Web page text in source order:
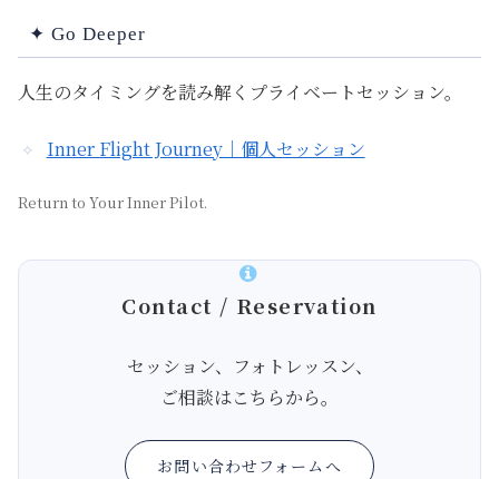
✦ Go Deeper
人生のタイミングを読み解くプライベートセッション。
Inner Flight Journey｜個人セッション
Return to Your Inner Pilot.
Contact / Reservation
セッション、フォトレッスン、
ご相談はこちらから。
お問い合わせフォームへ